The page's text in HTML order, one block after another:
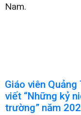
Nam.
Giáo viên
viết “Những kỷ
trường” năm